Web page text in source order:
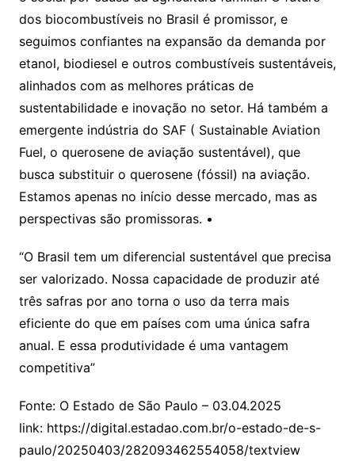
dos biocombustíveis no Brasil é promissor, e
seguimos confiantes na expansão da demanda por
etanol, biodiesel e outros combustíveis sustentáveis,
alinhados com as melhores práticas de
sustentabilidade e inovação no setor. Há também a
emergente indústria do SAF ( Sustainable Aviation
Fuel, o querosene de aviação sustentável), que
busca substituir o querosene (fóssil) na aviação.
Estamos apenas no início desse mercado, mas as
perspectivas são promissoras. •
“O Brasil tem um diferencial sustentável que precisa
ser valorizado. Nossa capacidade de produzir até
três safras por ano torna o uso da terra mais
eficiente do que em países com uma única safra
anual. E essa produtividade é uma vantagem
competitiva”
Fonte: O Estado de São Paulo – 03.04.2025
link: https://digital.estadao.com.br/o-estado-de-s-
paulo/20250403/282093462554058/textview